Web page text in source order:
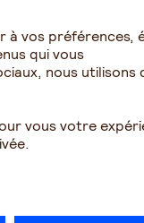
du temps pour soi
2023
à vos préférences,
qui vous
nous utilisons
vous votre